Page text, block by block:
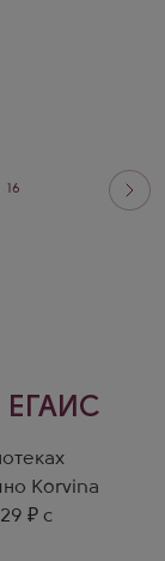
16
ЕГАИС
Korvina
₽ с